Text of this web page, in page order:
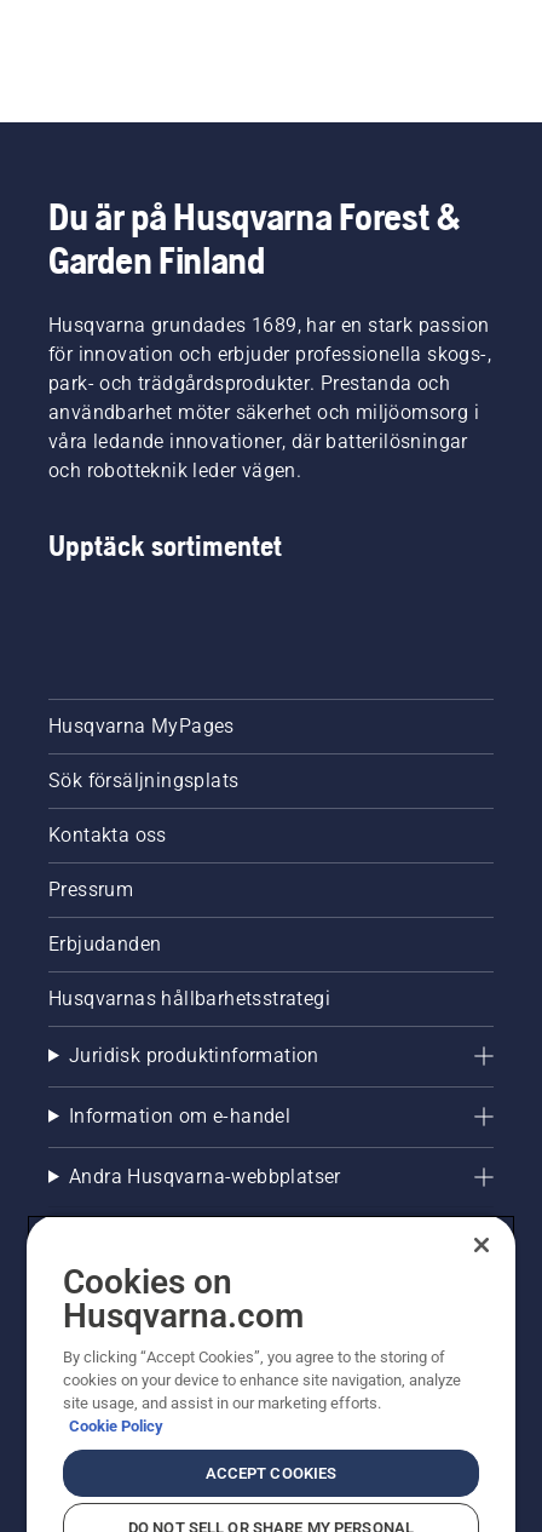
Du är på Husqvarna Forest &
Garden Finland
Husqvarna grundades 1689, har en stark passion
för innovation och erbjuder professionella skogs-,
park- och trädgårdsprodukter. Prestanda och
användbarhet möter säkerhet och miljöomsorg i
våra ledande innovationer, där batterilösningar
och robotteknik leder vägen.
Upptäck sortimentet
Husqvarna MyPages
Sök försäljningsplats
Kontakta oss
Pressrum
Erbjudanden
Husqvarnas hållbarhetsstrategi
Juridisk produktinformation
Information om e-handel
Andra Husqvarna-webbplatser
© Husqvarna AB (publ). All rights reserved. Priserna
som visas är rekommenderade cirkapriser. Alla angivna
priser är rekommenderade försäljningspriser (inkl.
moms) om inte produkten är tillgänglig för direkt köp.
Cookies on
Husqvarna.com
By clicking “Accept Cookies”, you agree to the storing of
cookies on your device to enhance site navigation, analyze
site usage, and assist in our marketing efforts.
Cookie Policy
ACCEPT COOKIES
DO NOT SELL OR SHARE MY PERSONAL